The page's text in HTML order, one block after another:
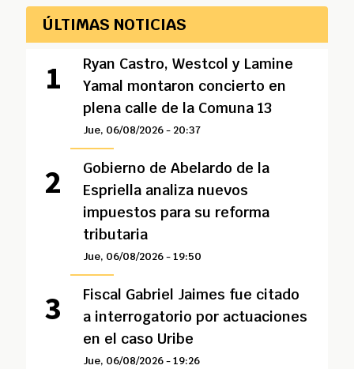
ÚLTIMAS NOTICIAS
Ryan Castro, Westcol y Lamine
Yamal montaron concierto en
plena calle de la Comuna 13
Jue, 06/08/2026 - 20:37
Gobierno de Abelardo de la
Espriella analiza nuevos
impuestos para su reforma
tributaria
Jue, 06/08/2026 - 19:50
Fiscal Gabriel Jaimes fue citado
a interrogatorio por actuaciones
en el caso Uribe
Jue, 06/08/2026 - 19:26